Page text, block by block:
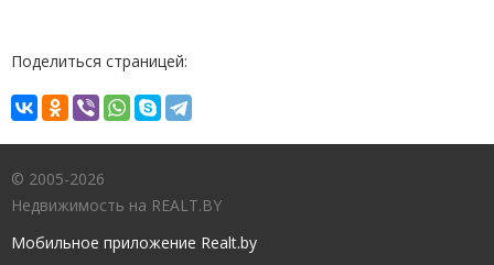
Поделиться страницей:
© 2005-2026
Недвижимость на REALT.BY
Мобильное приложение Realt.by